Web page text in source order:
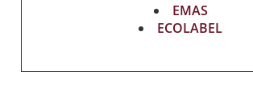
EMAS
ECOLABEL